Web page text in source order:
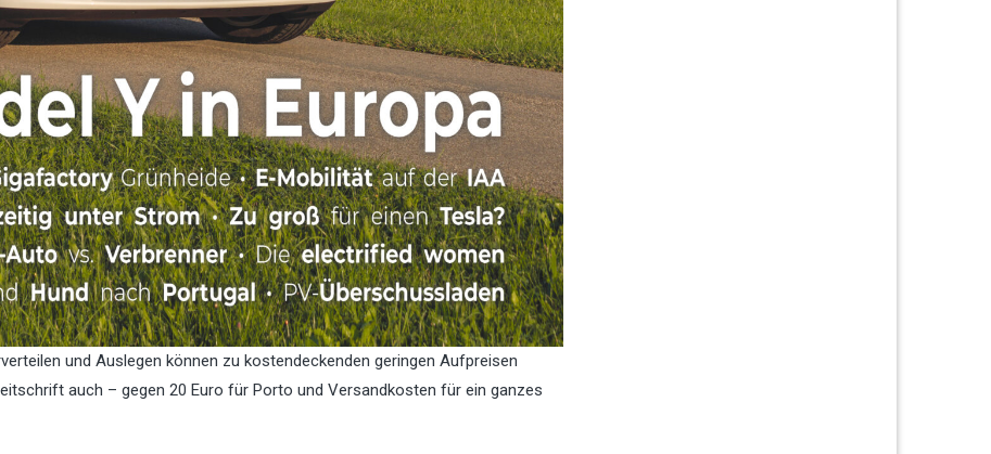
und Auslegen können zu kostendeckenden geringen Aufpreisen
auch – gegen 20 Euro für Porto und Versandkosten für ein ganzes